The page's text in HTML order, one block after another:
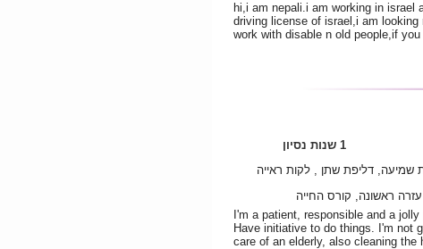
hi,i am nepali.i am working in israel
driving license of israel,i am
work with disable n old people,if
1 שנות נסיון
שמיעה, דליפת שתן , לקות ראייה
ראשונה, קורס החייה
I'm a patient, responsible and a
Have initiative to do things. I'm not
care of an elderly, also cleaning the